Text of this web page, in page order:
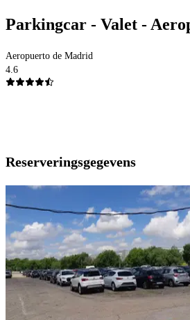
Parkingcar - Valet -
Aeropuerto de Madrid
4.6
Reserveringsgegevens